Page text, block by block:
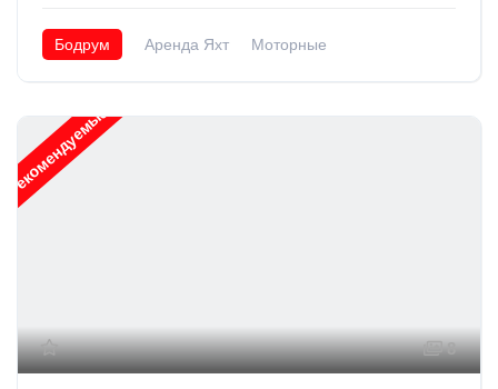
Бодрум Аренда Яхт Моторные
Рекомендуемые
8